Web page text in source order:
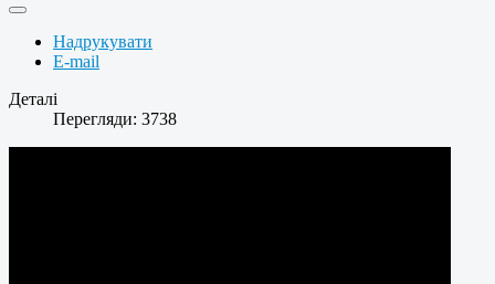
Надрукувати
E-mail
Деталі
Перегляди: 3738